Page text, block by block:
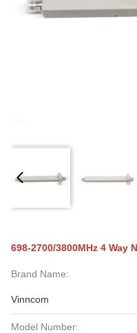
698-2700/3800MHz 4 Way N
Brand Name:
Vinncom
Model Number: